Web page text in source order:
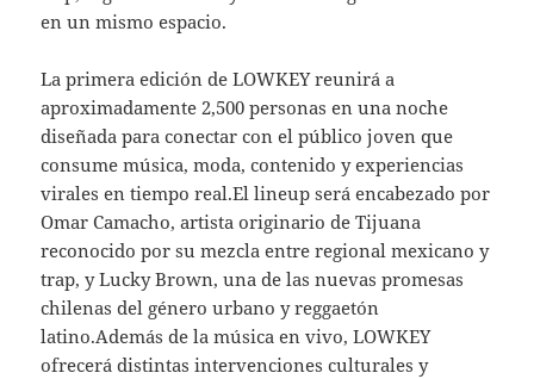
en un mismo espacio.
La primera edición de LOWKEY reunirá a
aproximadamente 2,500 personas en una noche
diseñada para conectar con el público joven que
consume música, moda, contenido y experiencias
virales en tiempo real.El lineup será encabezado por
Omar Camacho, artista originario de Tijuana
reconocido por su mezcla entre regional mexicano y
trap, y Lucky Brown, una de las nuevas promesas
chilenas del género urbano y reggaetón
latino.Además de la música en vivo, LOWKEY
ofrecerá distintas intervenciones culturales y